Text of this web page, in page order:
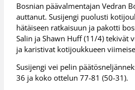
Bosnian päävalmentajan Vedran
auttanut. Susijengi puolusti
hätäiseen ratkaisuun ja pakotti
Salin ja Shawn Huff (11/4) tekivät
ja karistivat kotijoukkueen
Susijengi vei pelin
36 ja koko ottelun 77-81 (50-31).